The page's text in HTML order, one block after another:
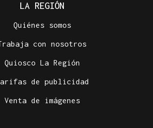
LA REGIÓN
Quiénes somos
con nosotros
Quiosco La Región
de publicidad
Venta de imágenes